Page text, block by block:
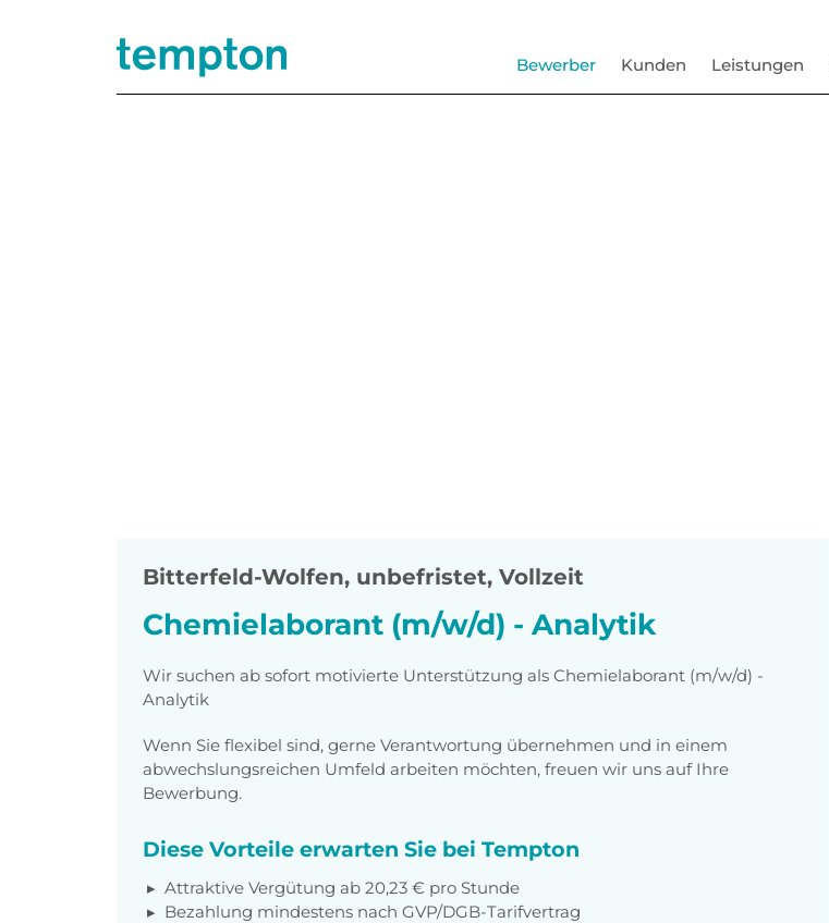
Bewerber Kunden Leistungen
Bitterfeld-Wolfen, unbefristet, Vollzeit
Chemielaborant (m/w/d) - Analytik
Wir suchen ab sofort motivierte Unterstützung als Chemielaborant (m/w/d) -
Analytik
Wenn Sie flexibel sind, gerne Verantwortung übernehmen und in einem
abwechslungsreichen Umfeld arbeiten möchten, freuen wir uns auf Ihre
Bewerbung.
Diese Vorteile erwarten Sie bei Tempton
Attraktive Vergütung ab 20,23 € pro Stunde
Bezahlung mindestens nach GVP/DGB-Tarifvertrag